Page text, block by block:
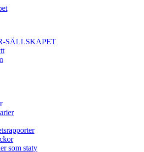
SÄLLSKAPET
som staty